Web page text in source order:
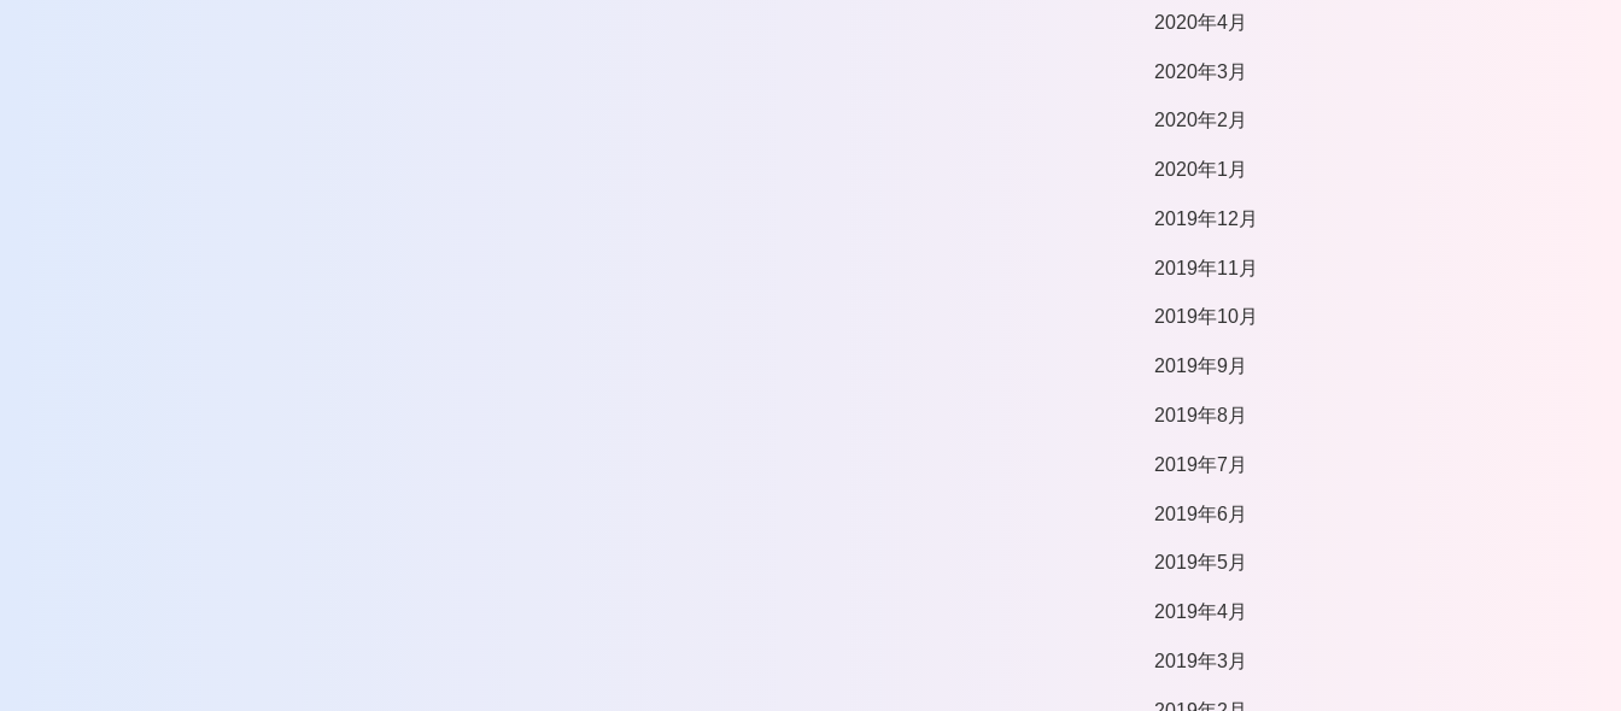
2020年4月
2020年3月
2020年2月
2020年1月
2019年12月
2019年11月
2019年10月
2019年9月
2019年8月
2019年7月
2019年6月
2019年5月
2019年4月
2019年3月